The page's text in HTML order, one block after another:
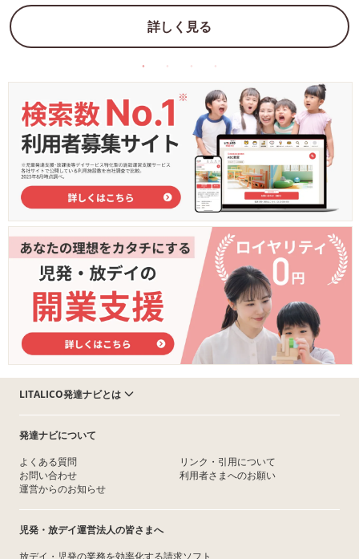
詳しく見る
LITALICO発達ナビとは
発達ナビについて
よくある質問
お問い合わせ
運営からのお知らせ
リンク・引用について
利用者さまへのお願い
児発・放デイ運営法人の皆さまへ
放デイ・児発の業務を効率化する請求ソフト